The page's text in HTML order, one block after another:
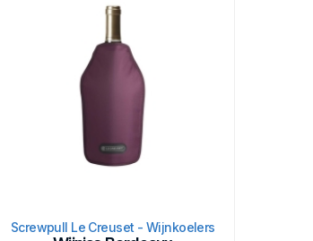
Screwpull Le Creuset - Wijnkoelers